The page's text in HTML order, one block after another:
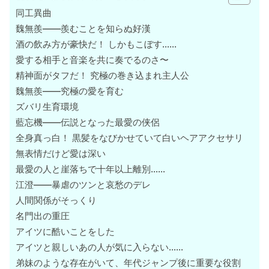
同工異曲
魏無羨――羨むことを知らぬ好漢
酒の飲み方が豪快だ！ しかもこぼす……
愛する相手と音楽を共に奏でるのさ〜
精神面がタフだ！ 究極の巻き込まれ主人公
魏無羨――究極の愛を育む
ズバリ生育環境
藍忘機――伝説となった最愛の侠侶
全身真っ白！ 黒髪をなびかせていて白いヘアアクセサリ
無表情だけど愛は深い
最愛の人と崖落ちで十年以上離別……
江澄――暴虐のツンと哀愁のデレ
人間関係がそっくり
名門出の重圧
アイツに酷いことをした
アイツと親しいあの人が気に入らない……
弟妹のような存在がいて、年代ジャンプ後に重要な役割